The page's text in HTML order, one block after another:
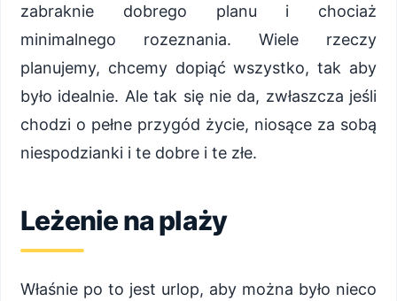
zabraknie dobrego planu i chociaż
minimalnego rozeznania. Wiele rzeczy
planujemy, chcemy dopiąć wszystko, tak aby
było idealnie. Ale tak się nie da, zwłaszcza jeśli
chodzi o pełne przygód życie, niosące za sobą
niespodzianki i te dobre i te złe.
Leżenie na plaży
Właśnie po to jest urlop, aby można było nieco